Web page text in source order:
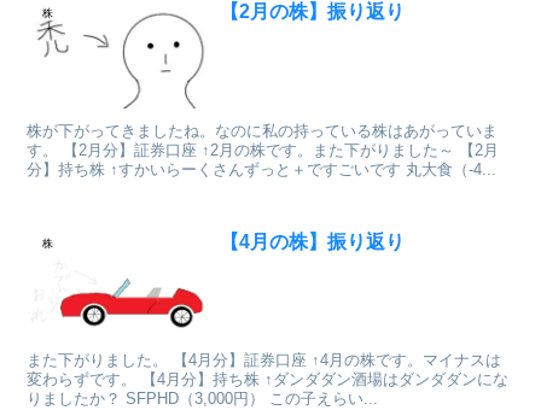
株 【2月の株】振り返り
株が下がってきましたね。なのに私の持っている株はあがっていま
す。 【2月分】証券口座 ↑2月の株です。また下がりました～ 【2月
分】持ち株 ↑すかいらーくさんずっと＋ですごいです 丸大食（-4...
株 【4月の株】振り返り
また下がりました。 【4月分】証券口座 ↑4月の株です。マイナスは
変わらずです。 【4月分】持ち株 ↑ダンダダン酒場はダンダダンにな
りましたか？ SFPHD（3,000円） この子えらい...